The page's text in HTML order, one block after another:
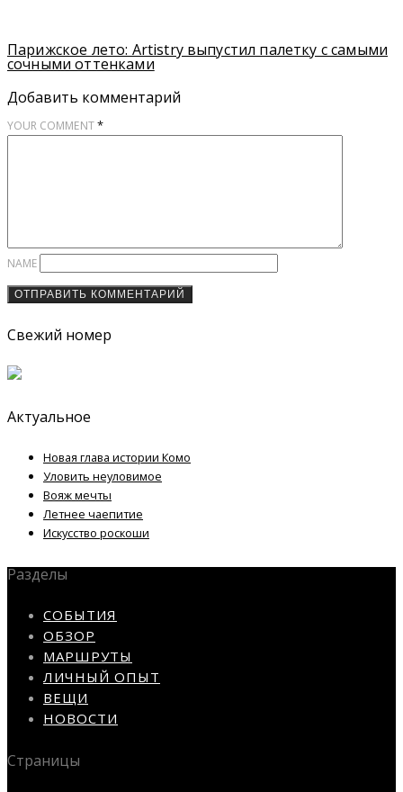
Парижское лето: Artistry выпустил палетку с самыми
сочными оттенками
Добавить комментарий
YOUR COMMENT*
NAME
Свежий номер
Актуальное
Новая глава истории Комо
Уловить неуловимое
Вояж мечты
Летнее чаепитие
Искусство роскоши
Разделы
СОБЫТИЯ
ОБЗОР
МАРШРУТЫ
ЛИЧНЫЙ ОПЫТ
ВЕЩИ
НОВОСТИ
Страницы